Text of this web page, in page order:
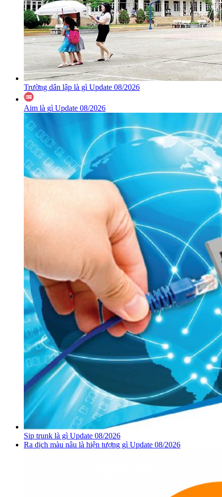
Trường dân lập là gì Update 08/2026
Aim là gì Update 08/2026
Sip trunk là gì Update 08/2026
Ra dịch màu nâu là hiện tượng gì Update 08/2026